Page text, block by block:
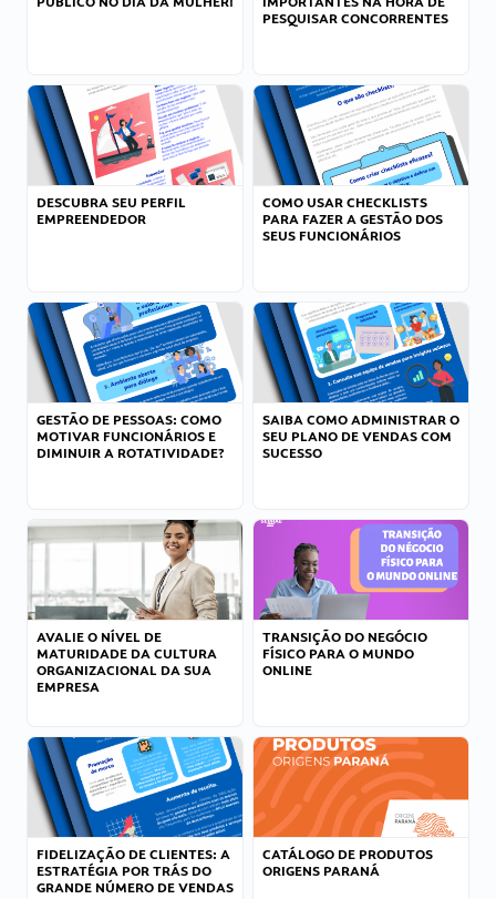
PESQUISAR CONCORRENTES
DESCUBRA SEU PERFIL
EMPREENDEDOR
COMO USAR CHECKLISTS
PARA FAZER A GESTÃO DOS
SEUS FUNCIONÁRIOS
GESTÃO DE PESSOAS: COMO
MOTIVAR FUNCIONÁRIOS E
DIMINUIR A ROTATIVIDADE?
SAIBA COMO ADMINISTRAR O
SEU PLANO DE VENDAS COM
SUCESSO
AVALIE O NÍVEL DE
MATURIDADE DA CULTURA
ORGANIZACIONAL DA SUA
EMPRESA
TRANSIÇÃO DO NEGÓCIO
FÍSICO PARA O MUNDO
ONLINE
FIDELIZAÇÃO DE CLIENTES: A
ESTRATÉGIA POR TRÁS DO
GRANDE NÚMERO DE VENDAS
CATÁLOGO DE PRODUTOS
ORIGENS PARANÁ